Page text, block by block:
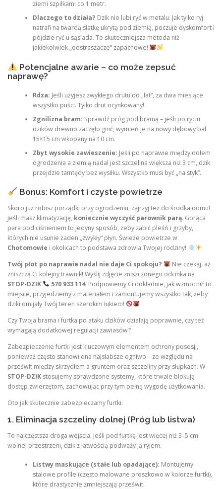
ziemi szpilkami co 1 metr.
Dlaczego to działa? Dzik nie lubi ryć w metalu. Jak tylko ryj
natrafi na twardą siatkę ukrytą pod ziemią, poczuje dyskomfort i
pójdzie ryć u sąsiada. To skuteczniejsza metoda niż
jakiekolwiek „odstraszacze” zapachowe!
Potencjalne awarie – co może zepsuć
naprawę?
Rdza: Jeśli użyjesz zwykłego drutu do „łat”, za dwa miesiące
wszystko puści. Tylko drut ocynkowany!
Zgnilizna bram: Sprawdź próg pod bramą – jeśli po ryciu
dzików drewno zaczęło gnić, wymień je na nowy dębowy bal
15×15 cm wkopany na 10 cm.
Zbyt wysokie zawieszenie: Jeśli po naprawie między dołem
ogrodzenia a ziemią nadal jest szczelina większa niż 3 cm, dzik
przejdzie tamtędy bez wysiłku. Wszystko musi być „na styk”.
Bonus: Komfort i czyste powietrze
Skoro już robisz porządki przy ogrodzeniu, zajrzyj też do środka domu!
Jeśli masz klimatyzację, koniecznie wyczyść parownik parą. Gorąca
para pod ciśnieniem to jedyny sposób, żeby zabić pleśń i grzyby,
których nie usunie żaden „zwykły” płyn. Świeże powietrze w
Chotomowie i okolicach to podstawa zdrowia Twojej rodziny!
Twój płot po naprawie nadal nie daje Ci spokoju?
Nie czekaj, aż
zniszczą Ci kolejny trawnik! Wyślij zdjęcie zniszczonego odcinka na
STOP-DZIK
570 933 114. Podpowiemy Ci dokładnie, jak wzmocnić to
miejsce, przyjedziemy z materiałem i zamontujemy wszystko tak, żeby
dziki omijały Twój teren szerokim łukiem!
Czy Twoja brama i furtka po ataku dzików działają poprawnie, czy też
wymagają dodatkowej regulacji zawiasów?
Zabezpieczenie furtki jest kluczowym elementem ochrony posesji,
ponieważ często stanowi ona najsłabsze ogniwo – ze względu na
prześwit między skrzydłem a gruntem oraz szczeliny przy słupkach. W
STOP-DZIK stosujemy sprawdzone systemy, które trwale blokują
dostęp zwierzętom, zachowując przy tym pełną wygodę użytkowania.
Oto jak skutecznie zabezpieczamy furtki:
1. Eliminacja szczeliny dolnej (Próg lub listwa)
To najczęstsza droga wejścia. Jeśli pod furtką jest więcej niż 3–5 cm
wolnej przestrzeni, dzik z łatwością podważy ją ryjem.
Listwy maskujące (stałe lub opadające): Montujemy
stalowe profile (często malowane proszkowo w kolorze furtki),
które drastycznie zmniejszają prześwit.